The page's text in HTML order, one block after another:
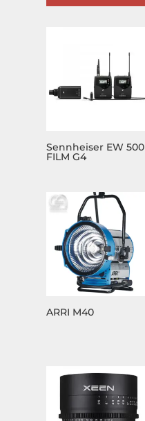
Sennheiser EW 500
FILM G4
ARRI M40